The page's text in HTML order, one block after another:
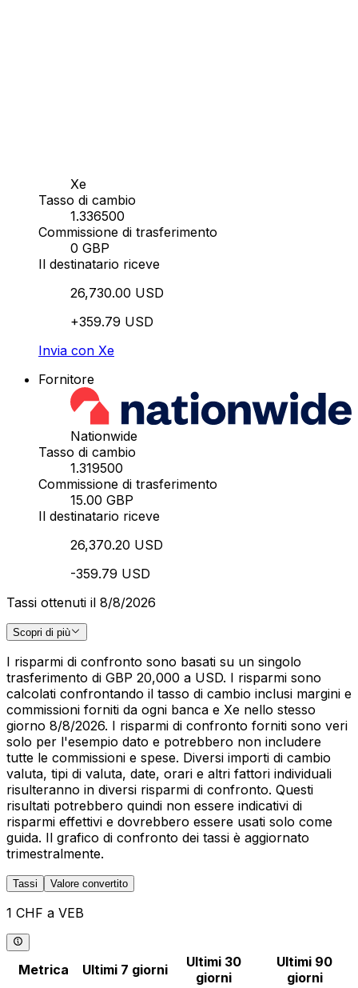
Xe
Tasso di cambio
1.336500
Commissione di trasferimento
0 GBP
Il destinatario riceve
26,730.00 USD
+359.79 USD
Invia con Xe
Fornitore
Nationwide
Tasso di cambio
1.319500
Commissione di trasferimento
15.00 GBP
Il destinatario riceve
26,370.20 USD
-359.79 USD
Tassi ottenuti il 8/8/2026
Scopri di più
I risparmi di confronto sono basati su un singolo
trasferimento di GBP 20,000 a USD. I risparmi sono
calcolati confrontando il tasso di cambio inclusi margini e
commissioni forniti da ogni banca e Xe nello stesso
giorno 8/8/2026. I risparmi di confronto forniti sono veri
solo per l'esempio dato e potrebbero non includere
tutte le commissioni e spese. Diversi importi di cambio
valuta, tipi di valuta, date, orari e altri fattori individuali
risulteranno in diversi risparmi di confronto. Questi
risultati potrebbero quindi non essere indicativi di
risparmi effettivi e dovrebbero essere usati solo come
guida. Il grafico di confronto dei tassi è aggiornato
trimestralmente.
Tassi Valore convertito
1 CHF a VEB
Metrica Ultimi 7 giorni
Ultimi 30
giorni
Ultimi 90
giorni